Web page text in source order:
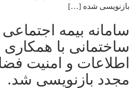
بازنویسی شده […]
سامانه بیمه
ساختمانی با
اطلاعات و امنیت
مجدد بازنویسی شد.